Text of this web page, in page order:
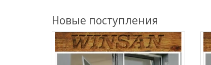
Новые поступления